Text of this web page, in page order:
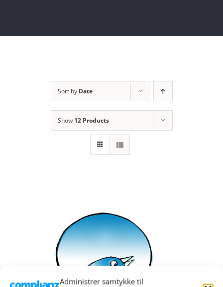
Administrer samtykke til
Sort by Date
Show 12 Products